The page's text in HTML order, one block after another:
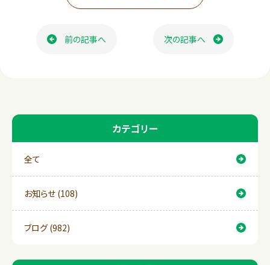
e
b
e
前の記事へ 次の記事へ
カテゴリー
全て
お知らせ (108)
ブログ (982)